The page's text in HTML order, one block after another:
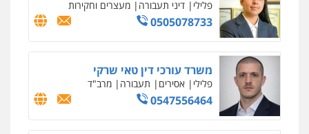
פלילי דיני תעבורה מעצרים וחקירות
0505078733
משרד עורכי דין טאי שרקי
פלילי אסירים תעבורה מרב"ד
0547556464